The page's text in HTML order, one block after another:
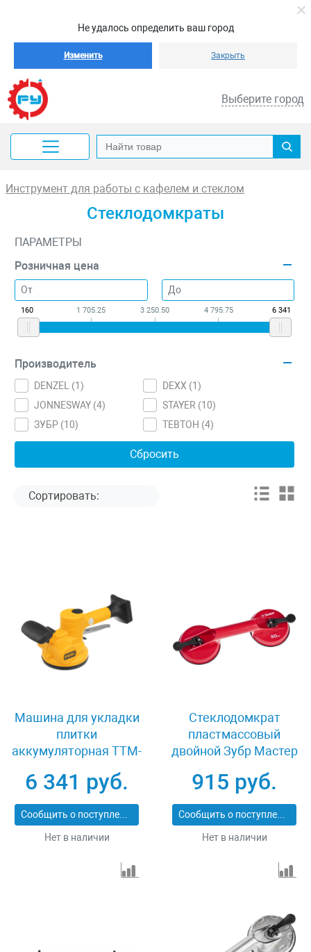
Не удалось определить ваш город
Изменить Закрыть
Выберите город
Инструмент для работы с кафелем и стеклом
Стеклодомкраты
ПАРАМЕТРЫ
Розничная цена
160 1 705.25 3 250.50 4 795.75 6 341
Производитель
DENZEL (1 ) DEXX (1)
JONNESWAY (4) STAYER (10)
ЗУБР (10) ТЕВТОН (4)
Машина для укладки
плитки
аккумуляторная TTM-
Denzel 28481
6 341 руб.
Сообщить о поступлении
Нет в наличии
Стеклодомкрат
пластмассовый
двойной Зубр Мастер
915 руб.
Сообщить о поступлении
Нет в наличии